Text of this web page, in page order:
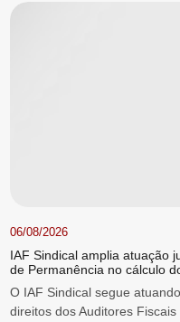
06/08/2026
IAF Sindical amplia atuação
de Permanência no cálculo
O IAF Sindical segue
direitos dos Auditores